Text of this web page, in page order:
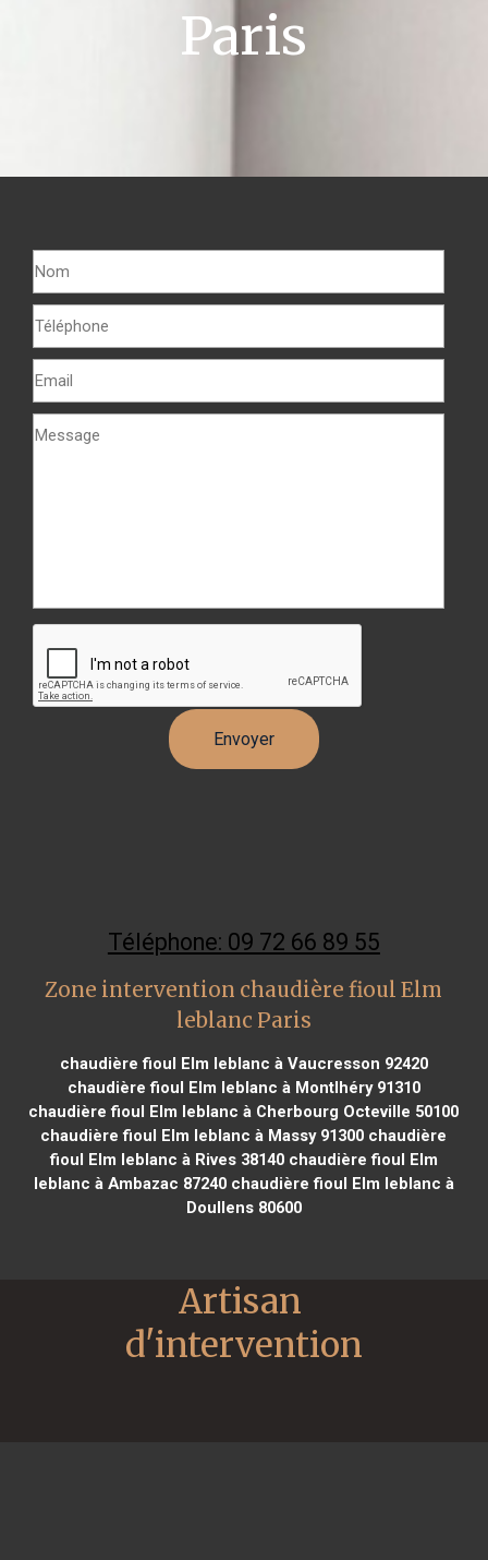
Paris
Téléphone: 09 72 66 89 55
Zone intervention chaudière fioul Elm
leblanc Paris
chaudière fioul Elm leblanc à Vaucresson 92420
chaudière fioul Elm leblanc à Montlhéry 91310
chaudière fioul Elm leblanc à Cherbourg Octeville 50100
chaudière fioul Elm leblanc à Massy 91300 chaudière
fioul Elm leblanc à Rives 38140chaudière fioul Elm
leblanc à Ambazac 87240chaudière fioul Elm leblanc à
Doullens 80600
Artisan
d'intervention